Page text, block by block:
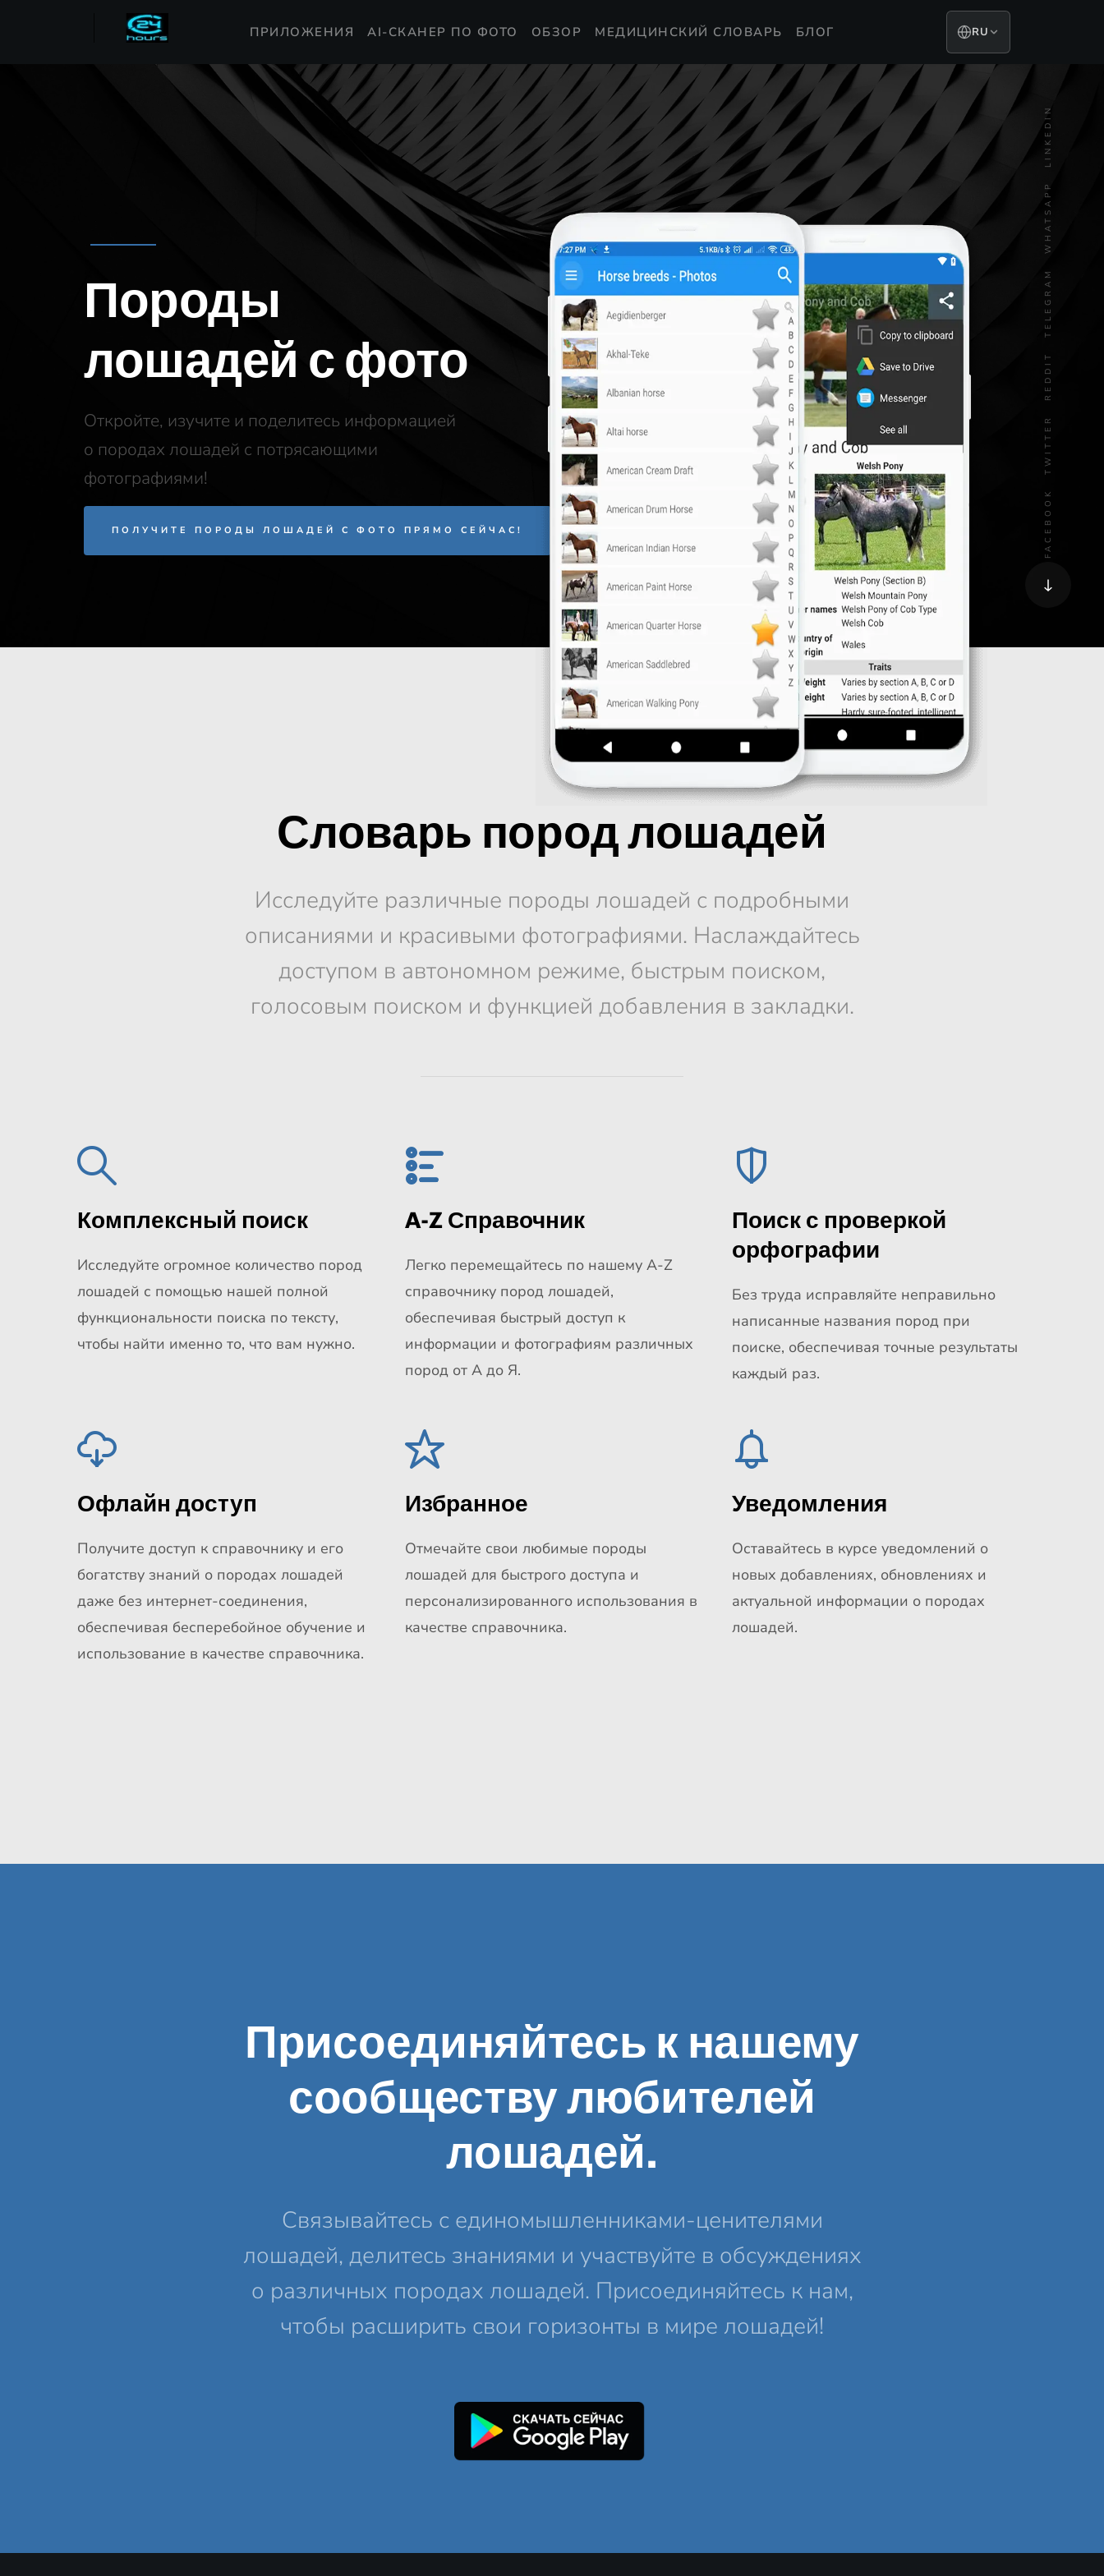
ПРИЛОЖЕНИЯ AI-СКАНЕР ПО ФОТО ОБЗОР МЕДИЦИНСКИЙ СЛОВАРЬ БЛОГ RU
Породы
лошадей с фото
Откройте, изучите и поделитесь информацией
о породах лошадей с потрясающими
фотографиями!
ПОЛУЧИТЕ ПОРОДЫ ЛОШАДЕЙ С ФОТО ПРЯМО СЕЙЧАС! FACEBOOK
TWITTER
REDDIT
TELEGRAM
WHATSAPP
LINKEDIN
Словарь пород лошадей
Исследуйте различные породы лошадей с подробными
описаниями и красивыми фотографиями. Наслаждайтесь
доступом в автономном режиме, быстрым поиском,
голосовым поиском и функцией добавления в закладки.
Комплексный поиск
Исследуйте огромное количество пород
лошадей с помощью нашей полной
функциональности поиска по тексту,
чтобы найти именно то, что вам нужно.
A-Z Справочник
Легко перемещайтесь по нашему A-Z
справочнику пород лошадей,
обеспечивая быстрый доступ к
информации и фотографиям различных
пород от А до Я.
Поиск с проверкой
орфографии
Без труда исправляйте неправильно
написанные названия пород при
поиске, обеспечивая точные результаты
каждый раз.
Офлайн доступ
Получите доступ к справочнику и его
богатству знаний о породах лошадей
даже без интернет-соединения,
обеспечивая бесперебойное обучение и
использование в качестве справочника.
Избранное
Отмечайте свои любимые породы
лошадей для быстрого доступа и
персонализированного использования в
качестве справочника.
Уведомления
Оставайтесь в курсе уведомлений о
новых добавлениях, обновлениях и
актуальной информации о породах
лошадей.
Присоединяйтесь к нашему
сообществу любителей
лошадей.
Связывайтесь с единомышленниками-ценителями
лошадей, делитесь знаниями и участвуйте в обсуждениях
о различных породах лошадей. Присоединяйтесь к нам,
чтобы расширить свои горизонты в мире лошадей!